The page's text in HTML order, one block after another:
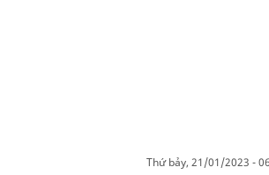
thứ bảy, 21/01/2023 -